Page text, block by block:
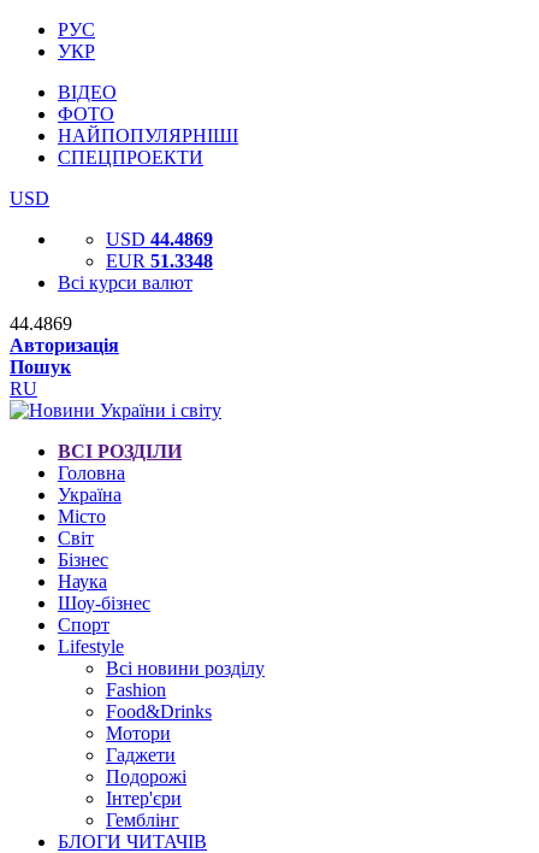
РУС
УКР
ВІДЕО
ФОТО
НАЙПОПУЛЯРНІШІ
СПЕЦПРОЕКТИ
USD
USD 44.4869
EUR 51.3348
Всі курси валют
44.4869
Авторизація
Пошук
RU
ВСІ РОЗДІЛИ
Головна
Україна
Місто
Світ
Бізнес
Наука
Шоу-бізнес
Спорт
Lifestyle
Всі новини розділу
Fashion
Food&Drinks
Мотори
Гаджети
Подорожі
Інтер'єри
Гемблінг
БЛОГИ ЧИТАЧІВ